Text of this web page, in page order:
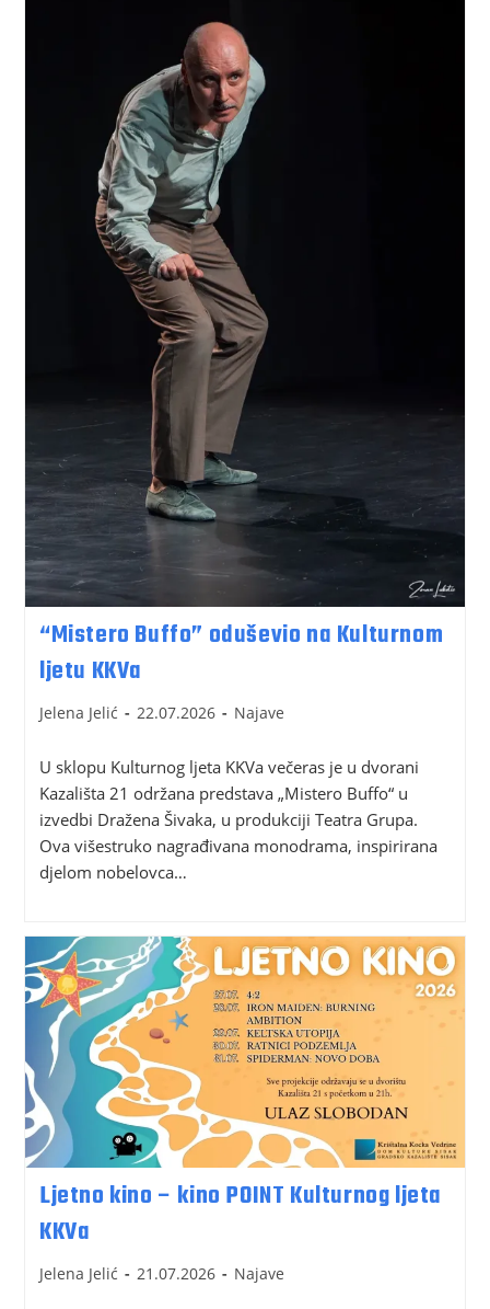
“Mistero Buffo” oduševio na Kulturnom
ljetu KKVa
Jelena Jelić 22.07.2026 Najave
U sklopu Kulturnog ljeta KKVa večeras je u dvorani
Kazališta 21 održana predstava „Mistero Buffo“ u
izvedbi Dražena Šivaka, u produkciji Teatra Grupa.
Ova višestruko nagrađivana monodrama, inspirirana
djelom nobelovca…
Ljetno kino – kino POINT Kulturnog ljeta
KKVa
Jelena Jelić 21.07.2026 Najave